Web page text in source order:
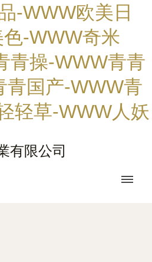
-WWW欧美日
-WWW奇米
青操-WWW青青
青国产-WWW青
轻草-WWW人妖
有限公司